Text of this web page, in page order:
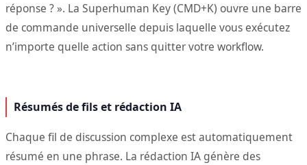
réponse ? ». La Superhuman Key (CMD+K) ouvre une barre
de commande universelle depuis laquelle vous exécutez
n’importe quelle action sans quitter votre workflow.
Résumés de fils et rédaction IA
Chaque fil de discussion complexe est automatiquement
résumé en une phrase. La rédaction IA génère des